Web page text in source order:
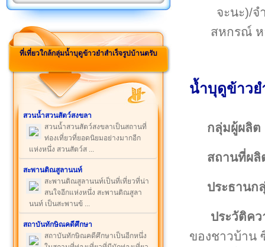
ที่เที่ยวใกล้กลุ่มน้ำบุดูข้าวยำสำเร็จรูปบ้านตรับ
สวนน้ำสวนสัตว์สงขลา
สวนน้ำสวนสัตว์สงขลาเป็นสถานที่
ท่องเที่ยวที่ยอดนิยมอย่างมากอีก
แห่งหนึ่ง สวนสัตว์ส ...
สะพานติณสูลานนท์
สะพานติณสูลานนท์เป็นที่เที่ยวที่น่า
สนใจอีกแห่งหนึ่ง สะพานติณสูลา
นนท์ เป็นสะพานข้ ...
สถาบันทักษิณคดีศึกษา
สถาบันทักษิณคดีศึกษาเป็นอีกหนึ่ง
จะนะ)/
สหกรณ์ ห
น้ำบุดูข้าวย
กลุ่มผู้ผลิต
สถานที่ผลิ
ประธานก
ประวัติค
ของชาวบ้าน